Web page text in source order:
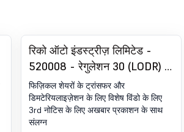
रिको ऑटो इंडस्ट्रीज़ लिमिटेड -
520008 - रेगुलेशन 30 (LODR) के
तहत घोषणा - न्यूज़पेपर पब्लिकेशन
फिज़िकल शेयरों के ट्रांसफर और
डिमटेरियलाइज़ेशन के लिए विशेष विंडो के लिए
3rd नोटिस के लिए अखबार प्रकाशन के साथ
संलग्न